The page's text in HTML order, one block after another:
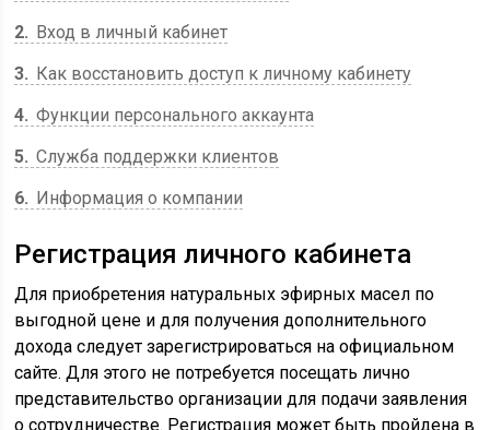
2
Вход в личный кабинет
3
Как восстановить доступ к личному кабинету
4 Функции персонального аккаунта
5 Служба поддержки клиентов
6
Информация о компании
Регистрация личного кабинета
Для приобретения натуральных эфирных масел по
выгодной цене и для получения дополнительного
дохода следует зарегистрироваться на официальном
сайте. Для этого не потребуется посещать лично
представительство организации для подачи заявления
о сотрудничестве. Регистрация может быть пройдена в